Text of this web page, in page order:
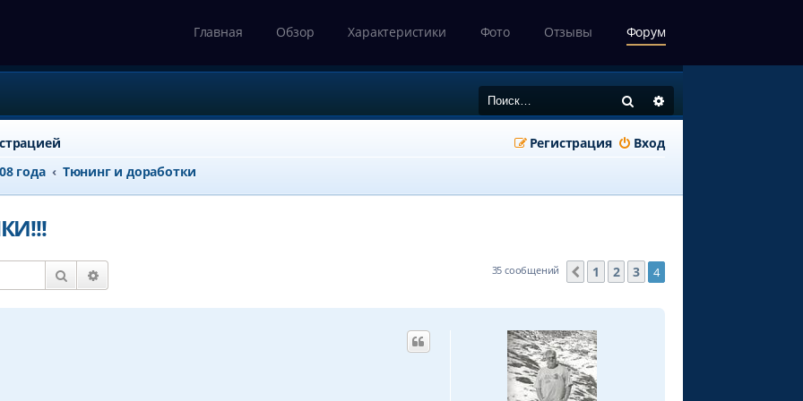
Главная Обзор Характеристики Фото Отзывы Форум
Поиск
Вход
Регистрация
года Тюнинг и доработки
Поиск 35 сообщений Пред.
1 2 3 4